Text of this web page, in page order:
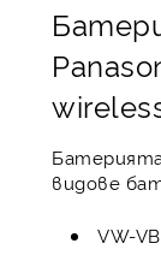
видове
VW-